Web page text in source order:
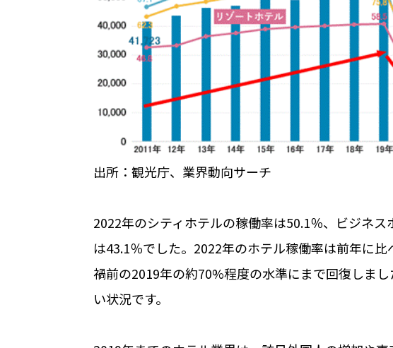
出所：観光庁、業界動向サーチ
2022年のシティホテルの稼働率は50.1％、ビジネ
は43.1％でした。2022年のホテル稼働率は前年に
禍前の2019年の約70%程度の水準にまで回復しま
い状況です。